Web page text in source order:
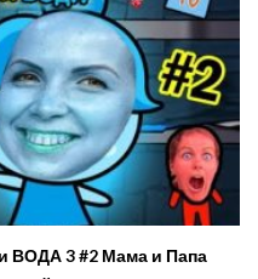
3 #2 Мама и Папа